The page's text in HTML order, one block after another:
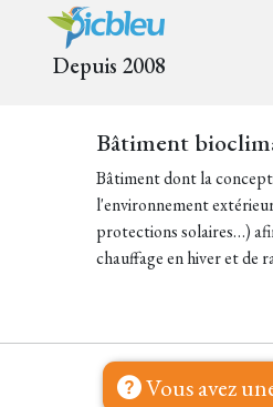
Depuis 2008
Bâtiment
Bâtiment dont la
l'environnement
protections solaires…)
chauffage en hiver et de
Vous avez